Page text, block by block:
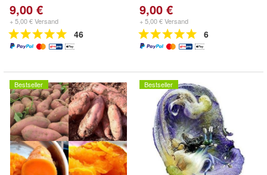
9,00 €
+ 5,00 € Versand
46
9,00 €
+ 5,00 € Versand
6
Bestseller Bestseller